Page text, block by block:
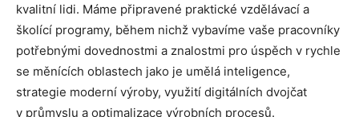
kvalitní lidi. Máme připravené praktické vzdělávací a
školící programy, během nichž vybavíme vaše pracovníky
potřebnými dovednostmi a znalostmi pro úspěch v rychle
se měnících oblastech jako je umělá inteligence,
strategie moderní výroby, využití digitálních dvojčat
v průmyslu a optimalizace výrobních procesů.